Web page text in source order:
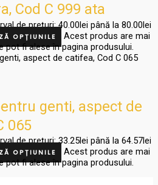
Cod C 999 ata
de prețuri: 40.00lei până la 80.00lei
OPȚIUNILE
Acest produs are mai
pot fi alese în pagina produsului.
genti, aspect de
065
de prețuri: 33.25lei până la 64.57lei
OPȚIUNILE
Acest produs are mai
pot fi alese în pagina produsului.